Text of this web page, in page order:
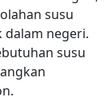
susu
negeri.
susu